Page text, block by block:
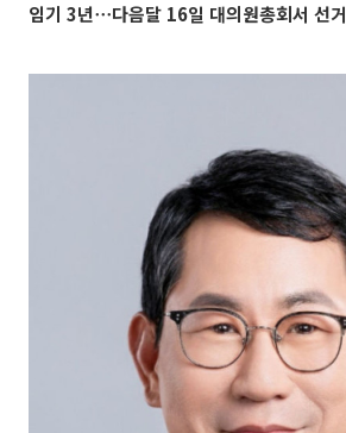
임기 3년⋯다음달 16일 대의원총회서 선거